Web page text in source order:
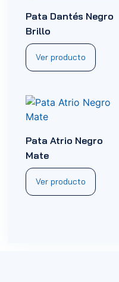
Pata Dantés Negro
Brillo
Ver producto
Pata Atrio Negro
Mate
Ver producto